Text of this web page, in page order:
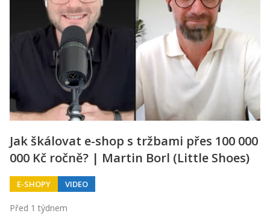
Jak škálovat e-shop s tržbami přes 100 000
000 Kč ročně? | Martin Borl (Little Shoes)
E-SHOPY VIDEO
Před 1 týdnem